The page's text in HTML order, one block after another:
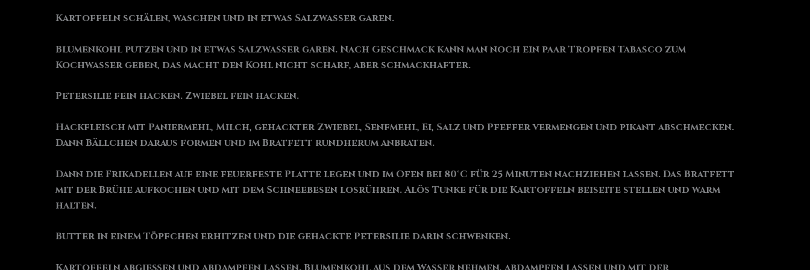
Kartoffeln schälen, waschen und in etwas Salzwasser garen.
Blumenkohl putzen und in etwas Salzwasser garen. Nach Geschmack kann man noch ein paar Tropfen Tabasco zum
Kochwasser geben, das macht den Kohl nicht scharf, aber schmackhafter.
Petersilie fein hacken. Zwiebel fein hacken.
Hackfleisch mit Paniermehl, Milch, gehackter Zwiebel, Senfmehl, Ei, Salz und Pfeffer vermengen und pikant abschmecken.
Dann Bällchen daraus formen und im Bratfett rundherum anbraten.
Dann die Frikadellen auf eine feuerfeste Platte legen und im Ofen bei 80°C für 25 Minuten nachziehen lassen. Das Bratfett
mit der Brühe aufkochen und mit dem Schneebesen losrühren. Alös Tunke für die Kartoffeln beiseite stellen und warm
halten.
Butter in einem Töpfchen erhitzen und die gehackte Petersilie darin schwenken.